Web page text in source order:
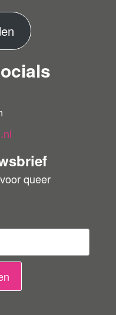
M
e
e
o
r
i
g
queer